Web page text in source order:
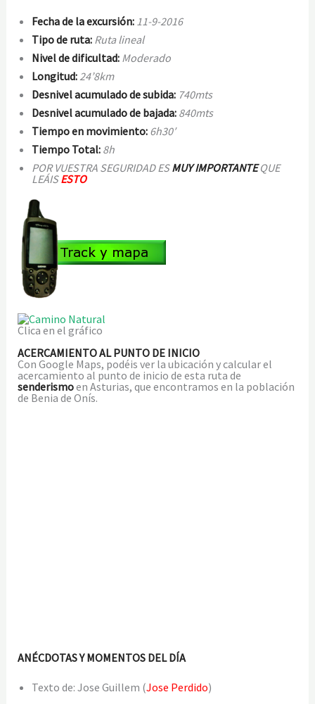
Fecha de la excursión: 11-9-2016
Tipo de ruta: Ruta lineal
Nivel de dificultad: Moderado
Longitud:24’8km
Desnivel acumulado de subida: 740mts
Desnivel acumulado de bajada: 840mts
Tiempo en movimiento: 6h30′
Tiempo Total: 8h
POR VUESTRA SEGURIDAD ESMUY IMPORTANTEQUE
LEÁISESTO
Clica en el gráfico
ACERCAMIENTO AL PUNTO DE INICIO
Con Google Maps, podéis ver la ubicación y calcular el
acercamiento al punto de inicio de esta ruta de
senderismoen Asturias, que encontramos en la población
de Benia de Onís.
ANÉCDOTAS Y MOMENTOS DEL DÍA
Texto de: Jose Guillem (Jose Perdido)